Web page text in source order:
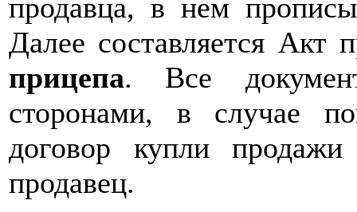
продавца, в нем
Далее составляется Акт
прицепа. Все
сторонами, в случае
договор купли
продавец.